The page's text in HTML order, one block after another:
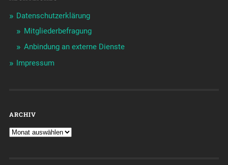
Datenschutzerklärung
Mitgliederbefragung
Anbindung an externe Dienste
Impressum
ARCHIV